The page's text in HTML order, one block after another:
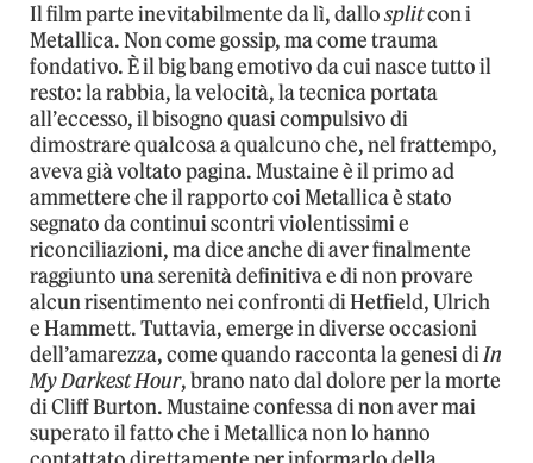
Il film parte inevitabilmente da lì, dallosplitcon i
Metallica. Non come gossip, ma come trauma
fondativo. È il big bang emotivo da cui nasce tutto il
resto: la rabbia, la velocità, la tecnica portata
all’eccesso, il bisogno quasi compulsivo di
dimostrare qualcosa a qualcuno che, nel frattempo,
aveva già voltato pagina. Mustaine è il primo ad
ammettere che il rapporto coi Metallica è stato
segnato da continui scontri violentissimi e
riconciliazioni, ma dice anche di aver finalmente
raggiunto una serenità definitiva e di non provare
alcun risentimento nei confronti di Hetfield, Ulrich
e Hammett. Tuttavia, emerge in diverse occasioni
dell’amarezza, come quando racconta la genesi diIn
My Darkest Hour, brano nato dal dolore per la morte
di Cliff Burton. Mustaine confessa di non aver mai
superato il fatto che i Metallica non lo hanno